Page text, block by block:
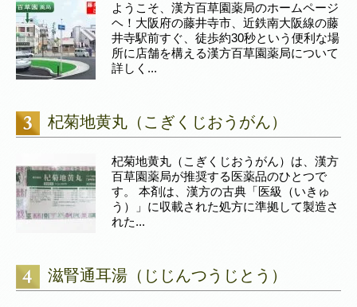
ようこそ、漢方百草園薬局のホームページ
ヘ！大阪府の藤井寺市、近鉄南大阪線の藤
井寺駅前すぐ、徒歩約30秒という便利な場
所に店舗を構える漢方百草園薬局について
詳しく...
杞菊地黄丸（こぎくじおうがん）
杞菊地黄丸（こぎくじおうがん）は、漢方
百草園薬局が推奨する医薬品のひとつで
す。 本剤は、漢方の古典「医級（いきゅ
う）」に収載された処方に準拠して製造さ
れた...
滋腎通耳湯（じじんつうじとう）